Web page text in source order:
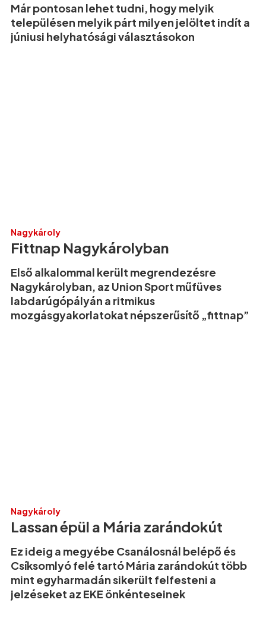
Már pontosan lehet tudni, hogy melyik
településen melyik párt milyen jelöltet indít a
júniusi helyhatósági választásokon
Nagykároly
Fittnap Nagykárolyban
Első alkalommal került megrendezésre
Nagykárolyban, az Union Sport műfüves
labdarúgópályán a ritmikus
mozgásgyakorlatokat népszerűsítő „fittnap”
Nagykároly
Lassan épül a Mária zarándokút
Ez ideig a megyébe Csanálosnál belépő és
Csíksomlyó felé tartó Mária zarándokút több
mint egyharmadán sikerült felfesteni a
jelzéseket az EKE önkénteseinek